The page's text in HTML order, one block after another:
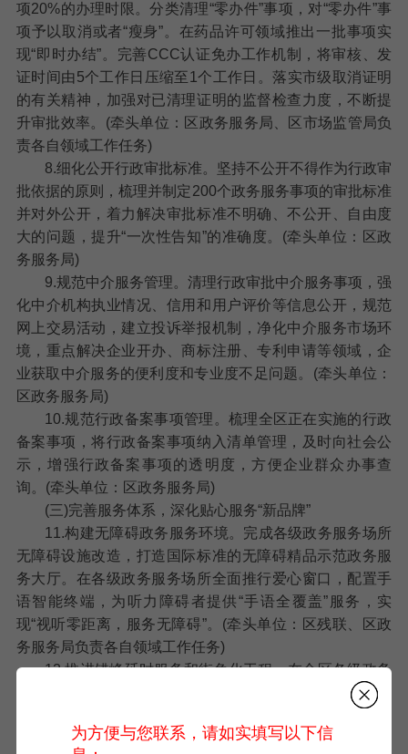
为方便与您联系，请如实填写以下信
项20%的办理时限。分类清理“零办件”事项，对“零办件”事
项予以取消或者“瘦身”。在药品许可领域推出一批事项实
现“即时办结”。完善CCC认证免办工作机制，将审核、发
证时间由5个工作日压缩至1个工作日。落实市级取消证明
的有关精神，加强对已清理证明的监督检查力度，不断提
升审批效率。(牵头单位：区政务服务局、区市场监管局负
责各自领域工作任务)
8.细化公开行政审批标准。 坚持不公开不得作为行政审
批依据的原则，梳理并制定200个政务服务事项的审批标准
并对外公开，着力解决审批标准不明确、不公开、自由度
大的问题，提升“一次性告知”的准确度。(牵头单位：区政
务服务局)
9.规范中介服务管理。清理行政审批中介服务事项，强
化中介机构执业情况、信用和用户评价等信息公开，规范
网上交易活动，建立投诉举报机制，净化中介服务市场环
境，重点解决企业开办、商标注册、专利申请等领域，企
业获取中介服务的便利度和专业度不足问题。(牵头单位：
区政务服务局)
10.规范行政备案事项管理。 梳理全区正在实施的行政
备案事项，将行政备案事项纳入清单管理，及时向社会公
示，增强行政备案事项的透明度，方便企业群众办事查
询。(牵头单位：区政务服务局)
(三)完善服务体系，深化贴心服务“新品牌”
11.构建无障碍政务服务环境。 完成各级政务服务场所
无障碍设施改造，打造国际标准的无障碍精品示范政务服
务大厅。在各级政务服务场所全面推行爱心窗口，配置手
语智能终端，为听力障碍者提供“手语全覆盖”服务，实
现“视听零距离，服务无障碍”。(牵头单位：区残联、区政
务服务局负责各自领域工作任务)
12.推进错峰延时服务和街角化工程。在全区各级政务
服务中心全面推行法定工作日“早晚弹性办”、“午间不间
一居”“一站多居”“厅站合一”服务模式，将街角化成功经验在